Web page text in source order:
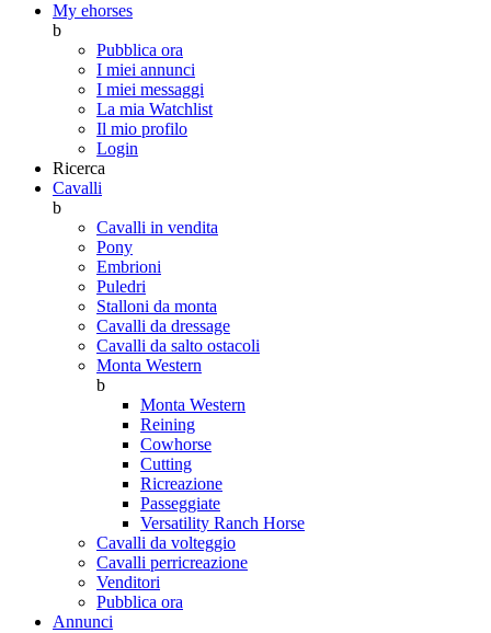
My ehorses
b
Pubblica ora
I miei annunci
I miei messaggi
La mia Watchlist
Il mio profilo
Login
Ricerca
Cavalli
b
Cavalli in vendita
Pony
Embrioni
Puledri
Stalloni da monta
Cavalli da dressage
Cavalli da salto ostacoli
Monta Western
b
Monta Western
Reining
Cowhorse
Cutting
Ricreazione
Passeggiate
Versatility Ranch Horse
Cavalli da volteggio
Cavalli perricreazione
Venditori
Pubblica ora
Annunci